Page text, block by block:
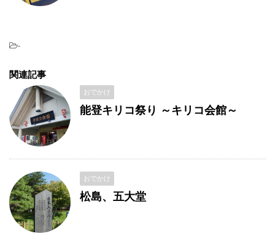
-
関連記事
おでかけ
能登キリコ祭り ～キリコ会館～
おでかけ
松島、五大堂